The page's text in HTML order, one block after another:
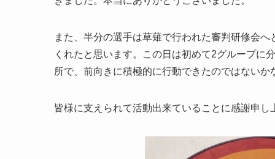
また、半分の選手は草薙で行われた審判研修会
くれたと思います。この日は初めて2グループに
所で、前向きに積極的に行動できたのではないか
皆様に支えられて活動出来ていることに感謝申